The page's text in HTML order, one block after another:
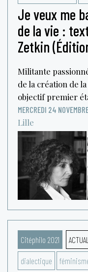
Je veux me
de la vie :
Zetkin
Militante
de la création de
objectif premier
MERCREDI 24
Lille
Citéphilo 2021
dialectique